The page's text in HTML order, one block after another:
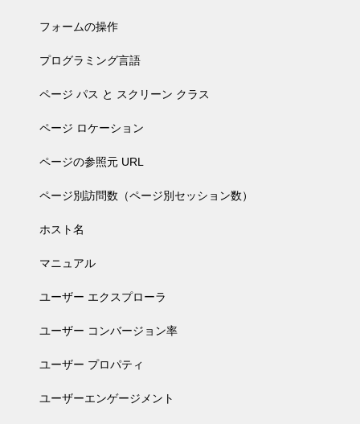
フォームの操作
プログラミング言語
ページ パス と スクリーン クラス
ページ ロケーション
ページの参照元 URL
ページ別訪問数（ページ別セッション数）
ホスト名
マニュアル
ユーザー エクスプローラ
ユーザー コンバージョン率
ユーザー プロパティ
ユーザーエンゲージメント